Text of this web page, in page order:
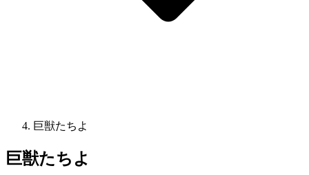
巨獣たちよ
巨獣たちよ